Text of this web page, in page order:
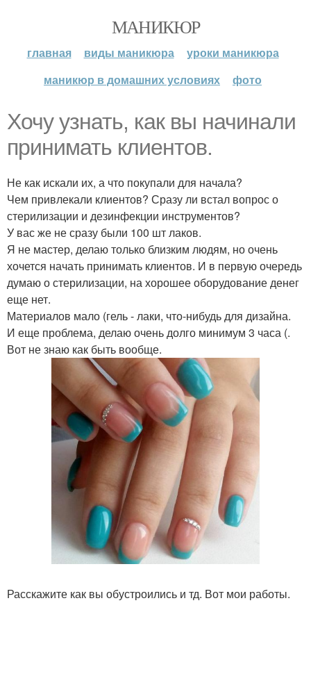
МАНИКЮР
главная виды маникюра
уроки маникюра
маникюр в домашних условиях
фото
Хочу узнать, как вы начинали
принимать клиентов.
Не как искали их, а что покупали для начала?
Чем привлекали клиентов? Сразу ли встал вопрос о
стерилизации и дезинфекции инструментов?
У вас же не сразу были 100 шт лаков.
Я не мастер, делаю только близким людям, но очень
хочется начать принимать клиентов. И в первую очередь
думаю о стерилизации, на хорошее оборудование денег
еще нет.
Материалов мало (гель - лаки, что-нибудь для дизайна.
И еще проблема, делаю очень долго минимум 3 часа (.
Вот не знаю как быть вообще.
Расскажите как вы обустроились и тд. Вот мои работы.